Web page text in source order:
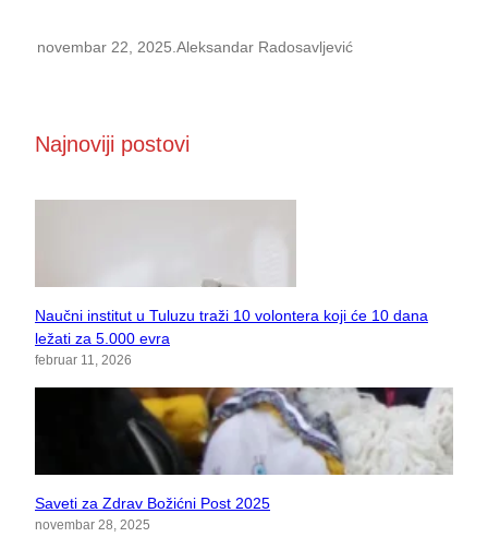
novembar 22, 2025 Aleksandar Radosavljević
Najnoviji postovi
Naučni institut u Tuluzu traži 10 volontera koji će 10 dana
ležati za 5.000 evra
februar 11, 2026
Saveti za Zdrav Božićni Post 2025
novembar 28, 2025